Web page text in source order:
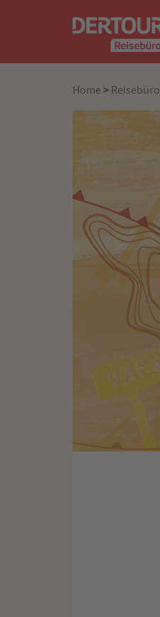
Home > Reisebüro